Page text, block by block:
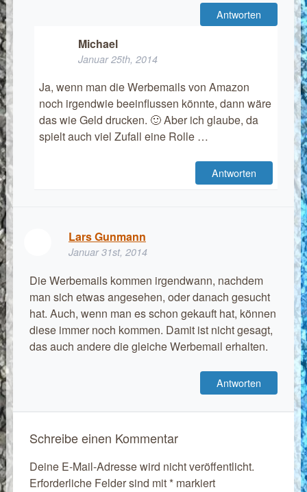
Antworten
Michael
Januar 25th, 2014
Ja, wenn man die Werbemails von Amazon
noch irgendwie beeinflussen könnte, dann wäre
das wie Geld drucken. 🙂 Aber ich glaube, da
spielt auch viel Zufall eine Rolle …
Antworten
Lars Gunmann
Januar 31st, 2014
Die Werbemails kommen irgendwann, nachdem
man sich etwas angesehen, oder danach gesucht
hat. Auch, wenn man es schon gekauft hat, können
diese immer noch kommen. Damit ist nicht gesagt,
das auch andere die gleiche Werbemail erhalten.
Antworten
Schreibe einen Kommentar
Deine E-Mail-Adresse wird nicht veröffentlicht.
Erforderliche Felder sind mit*markiert